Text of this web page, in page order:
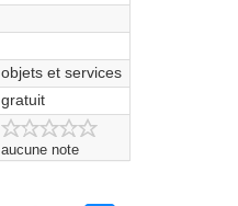
objets et services
gratuit
aucune note